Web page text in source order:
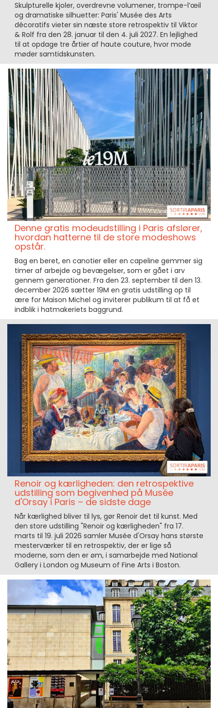
Skulpturelle kjoler, overdrevne volumener, trompe-l’œil
og dramatiske silhuetter: Paris' Musée des Arts
décoratifs vieter sin næste store retrospektiv til Viktor
& Rolf fra den 28. januar til den 4. juli 2027. En lejlighed
til at opdage tre årtier af haute couture, hvor mode
møder samtidskunsten.
Denne gratis modeudstilling i Paris afslører,
hvordan hatterne til de store modeshows
opstår.
Bag en beret, en canotier eller en capeline gemmer sig
timer af arbejde og bevægelser, som er gået i arv
gennem generationer. Fra den 23. september til den 13.
december 2026 sætter 19M en gratis udstilling op til
ære for Maison Michel og inviterer publikum til at få et
indblik i hatmakeriets baggrund.
Renoir og kærligheden: den retrospektive
udstilling som begivenhed på Musée
d'Orsay i Paris – de sidste dage
Når kærlighed bliver til lys, gør Renoir det til kunst. Med
den store udstilling "Renoir og kærligheden" fra 17.
marts til 19. juli 2026 samler Musée d'Orsay hans største
mesterværker til en retrospektiv, der er lige så
moderne, som den er øm, i samarbejde med National
Gallery i London og Museum of Fine Arts i Boston.